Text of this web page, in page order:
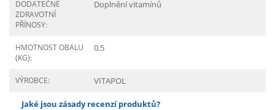
DODATEČNÉ
ZDRAVOTNÍ
PŘÍNOSY:
Doplnění vitamínů
HMOTNOST OBALU
(KG):
0.5
VÝROBCE: VITAPOL
Jaké jsou zásady recenzí produktů?